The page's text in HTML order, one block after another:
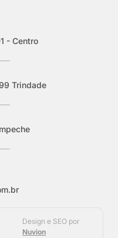
- Centro
Trindade
Design e SEO por
Nuvion